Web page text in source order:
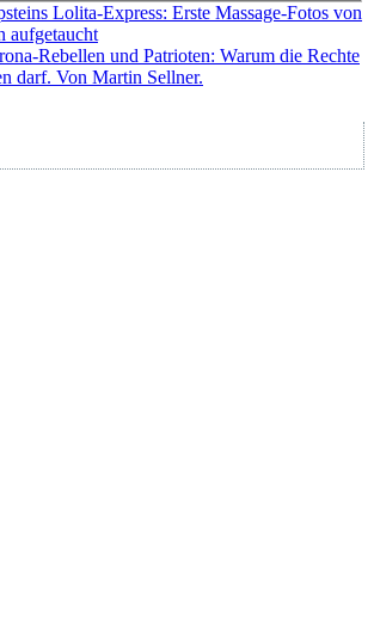
Lolita-Express: Erste Massage-Fotos von
aufgetaucht
Rebellen und Patrioten: Warum die Rechte
darf. Von Martin Sellner.